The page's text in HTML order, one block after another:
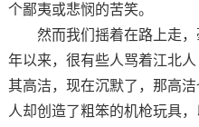
个鄙夷或悲悯的苦笑。
然而我们摇着在路上走，
年以来，很有些人骂着江北
其高洁，现在沉默了，那高
人却创造了粗笨的机枪玩具